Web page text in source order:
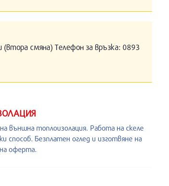
смяна) Телефон за връзка: 0893
външна топлоизолация. Работа на скеле
способ. Безплатен оглед и изготвяне на
оферта.